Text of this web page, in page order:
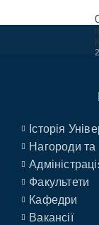
Історія
Нагороди та
Факультети
Кафедри
Вакансії